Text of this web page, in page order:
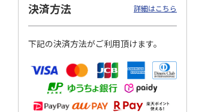
円…
4.8（11）
5,500円
4.6（7）
11,000円
決済方法 詳細はこちら
下記の決済方法がご利用頂けます。